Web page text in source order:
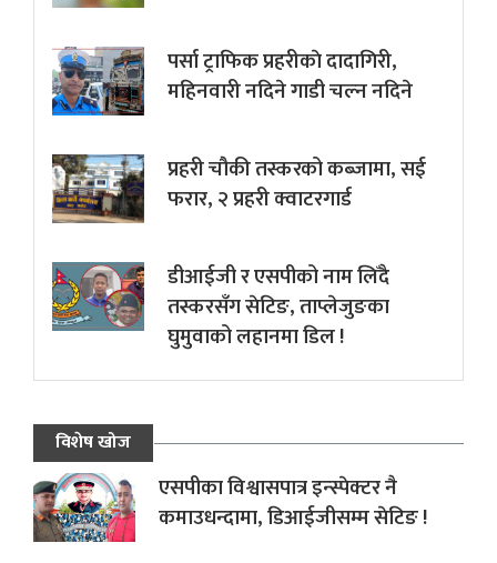
पर्सा ट्राफिक प्रहरीकाे दादागिरी,
महिनवारी नदिने गाडी चल्न नदिने
प्रहरी चौकी तस्करको कब्जामा, सई
फरार, २ प्रहरी क्वाटरगार्ड
डीआईजी र एसपीको नाम लिँदै
तस्करसँग सेटिङ, ताप्लेजुङका
घुमुवाको लहानमा डिल !
विशेष खोज
एसपीका विश्वासपात्र इन्स्पेक्टर नै
कमाउधन्दामा, डिआईजीसम्म सेटिङ !